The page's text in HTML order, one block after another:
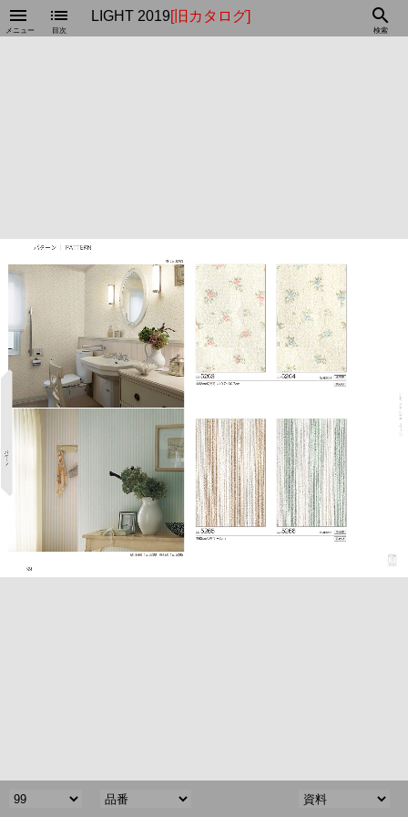
menu
メニュー
LIGHT 2019[旧カタログ]
list
目次
search
検索